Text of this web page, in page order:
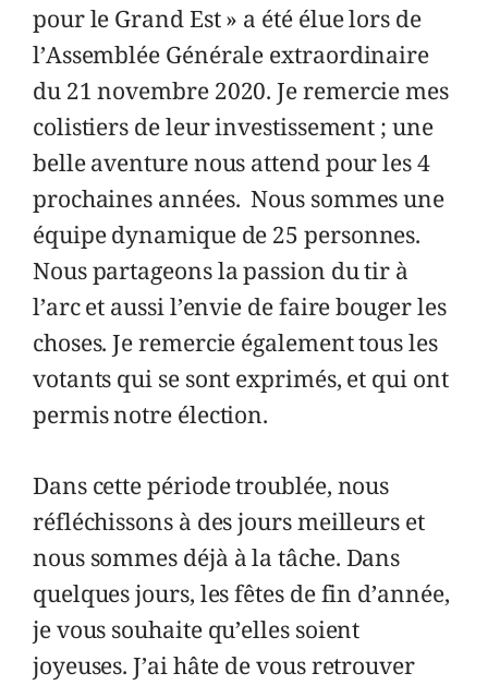
pour le Grand Est » a été élue lors de
l’Assemblée Générale extraordinaire
du 21 novembre 2020. Je remercie mes
colistiers de leur investissement ; une
belle aventure nous attend pour les 4
prochaines années. Nous sommes une
équipe dynamique de 25 personnes.
Nous partageons la passion du tir à
l’arc et aussi l’envie de faire bouger les
choses. Je remercie également tous les
votants qui se sont exprimés, et qui ont
permis notre élection.
Dans cette période troublée, nous
réfléchissons à des jours meilleurs et
nous sommes déjà à la tâche. Dans
quelques jours, les fêtes de fin d’année,
je vous souhaite qu’elles soient
joyeuses. J’ai hâte de vous retrouver